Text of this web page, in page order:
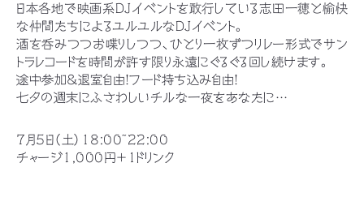
日本各地で映画系DJイベントを敢行している志田一穂と愉快
な仲間たちによるユルユルなDJイベント。
酒を呑みつつお喋りしつつ、ひとり一枚ずつリレー形式でサン
トラレコードを時間が許す限り永遠にぐるぐる回し続けます。
途中参加&退室自由！フード持ち込み自由！
七夕の週末にふさわしいチルな一夜をあなたに…
7月5日（土）18:00~22:00
チャージ1,000円＋１ドリンク